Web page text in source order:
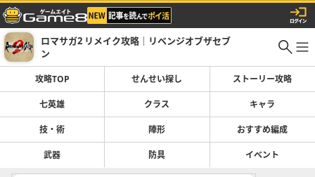
ロマサガ2 リメイク攻略｜リベンジオブザセブ
ン
攻略TOP せんせい探し ストーリー攻略
七英雄 クラス キャラ
技・術 陣形 おすすめ編成
武器 防具 イベント